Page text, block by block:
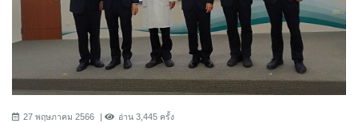
27 พฤษภาคม 2566 อ่าน 3,445 ครั้ง